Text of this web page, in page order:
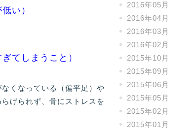
い）
てしまうこと）
くなっている（偏平足）や
げられず、骨にストレスを
2016年05月
2016年04月
2016年03月
2016年02月
2015年10月
2015年09月
2015年06月
2015年05月
2015年02月
2015年01月